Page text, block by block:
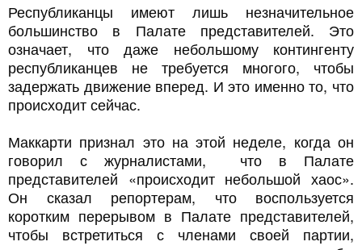
Республиканцы имеют лишь незначительное
большинство в Палате представителей. Это
означает, что даже небольшому контингенту
республиканцев не требуется многого, чтобы
задержать движение вперед. И это именно то, что
происходит сейчас.
Маккарти признал это на этой неделе, когда он
говорил с журналистами, что в Палате
представителей «происходит небольшой хаос».
Он сказал репортерам, что воспользуется
коротким перерывом в Палате представителей,
чтобы встретиться с членами своей партии,